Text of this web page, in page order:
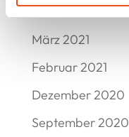
Mai 2021
März 2021
Februar 2021
Dezember 2020
September 2020